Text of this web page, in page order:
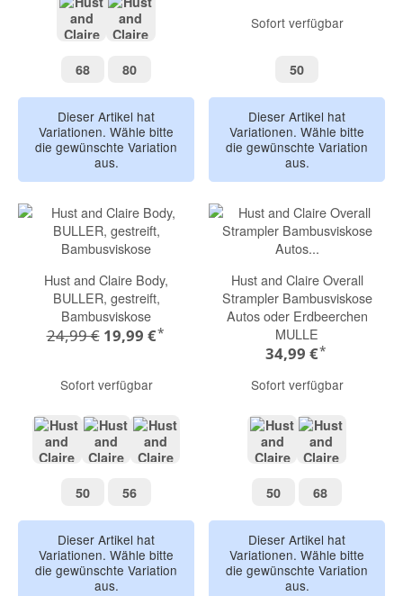
6868 8080
Dieser Artikel hat
Variationen. Wähle bitte
die gewünschte Variation
aus.
Sofort verfügbar
5050
Dieser Artikel hat
Variationen. Wähle bitte
die gewünschte Variation
aus.
Hust and Claire Body,
BULLER, gestreift,
Bambusviskose
24,99 € 19,99 €*
Sofort verfügbar
5050 5656
Dieser Artikel hat
Variationen. Wähle bitte
die gewünschte Variation
aus.
Hust and Claire Overall
Strampler Bambusviskose
Autos oder Erdbeerchen
MULLE
34,99 €*
Sofort verfügbar
5050 6868
Dieser Artikel hat
Variationen. Wähle bitte
die gewünschte Variation
aus.